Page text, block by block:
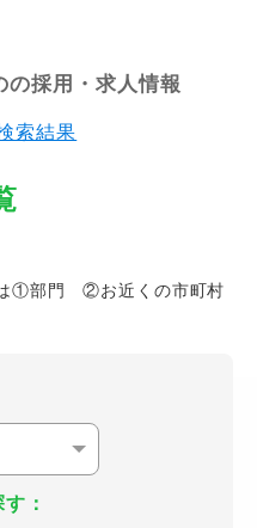
の採用・求人情報
索結果
は①部門 ②お近くの市町村
：